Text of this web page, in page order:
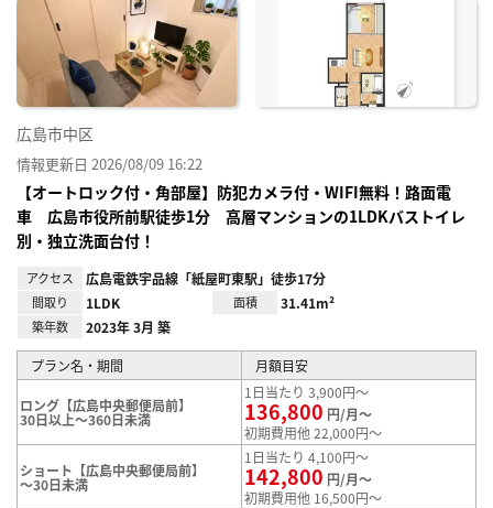
広島市中区
情報更新日 2026/08/09 16:22
【オートロック付・角部屋】防犯カメラ付・WIFI無料！路面電
車 広島市役所前駅徒歩1分 高層マンションの1LDKバストイレ
別・独立洗面台付！
アクセス 広島電鉄宇品線「紙屋町東駅」徒歩17分
間取り 1LDK 面積 31.41m²
築年数 2023年 3月 築
プラン名・期間 月額目安
ロング【広島中央郵便局前】
30日以上～360日未満
1日当たり 3,900円～
136,800 円/月～
初期費用他 22,000円～
ショート【広島中央郵便局前】
～30日未満
1日当たり 4,100円～
142,800 円/月～
初期費用他 16,500円～